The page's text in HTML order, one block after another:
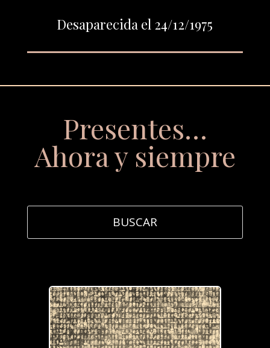
Desaparecida el 24/12/1975
Presentes…
Ahora y siempre